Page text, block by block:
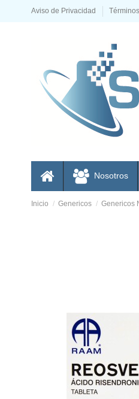
Aviso de Privacidad
Nosotros
Inicio Genericos Genericos